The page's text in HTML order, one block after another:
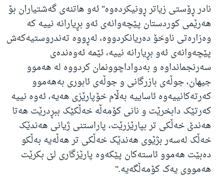
نادر ڕۆستی زیاتر ڕونیکردەوە" ئه‌و هاتنه‌ی گه‌شتیاران بۆ
هەرێمی کوردستان پێچه‌وانه‌ی ئه‌و بڕیارانه‌ نییه‌ که‌
وەزارەتی ناوخۆ ده‌ریانکردووه‌، له‌ڕووه‌ ته‌ندروستیه‌که‌ش
پێچه‌وانه‌ی ئه‌و بڕیارانه‌ نییه‌، ئێمه‌ ئه‌وه‌نده‌ی
سه‌رنجمانداوه‌ و به‌دواداچوونمان کردووه‌ له‌ هه‌موو
جیهان، جوڵه‌ی بازرگانی و جوڵه‌ی ئابوری به‌هه‌موو
که‌رته‌کانییه‌وه‌ ئاساییه‌ به‌ڵام خۆپارێزی هه‌یه‌، ئه‌وه‌ نییه‌
که‌رتێک دابخرێت و نانی کۆمه‌ڵه‌ خه‌ڵکێک ببڕدرێت هه‌تا
هه‌ندێ خه‌ڵکی تر بپارێزرێت، پاراستنی ژیانی هه‌ندێک
خه‌ڵک له‌سه‌ر بژێوی هه‌ندێک خه‌ڵکی تر هه‌ڵه‌یه‌ به‌ڵکو
ده‌بێت هه‌موو ئاسته‌کان پێکه‌وه‌ پارێزگاری لێ بکرێت
هه‌مووی یه‌ک کۆمه‌ڵگه‌یه‌."